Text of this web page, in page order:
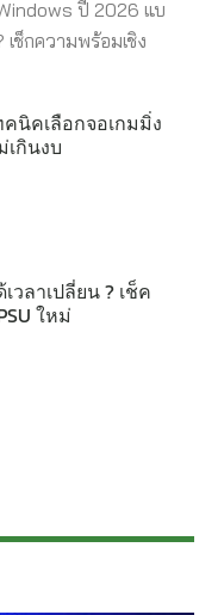
ปี 2026 แบ
ช็กความพร้อมเชิง
คนิคเลือกจอเกมมิ่ง
เกินงบ
วลาเปลี่ยน ? เช็ค
ใหม่